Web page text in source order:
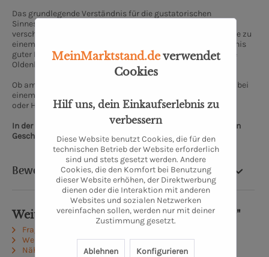
Das grundlegende Verständnis für die gustatorischen
Sinnesqualitäten, der Geschmack und der Charakter
verschiedener Zutaten sowie die kleinen Kniffs und Tricks, sie zu
einem runden Gericht zu komponieren – das ist das Geheimnis
guter Küche. Diesem Geheimnis gehen wir in der Kochschule
Oldenburg auf den Grund.
Ob am Herd, am Ofen oder Grill, in einer kleinen Gruppe oder bei
einem großen Event, ob blutiger Anfänger, halbgarer Rookie
oder Hobbykoch mit gesalzenen Skills:
In der Kochschule Oldenburg kommt einfach jeder auf seinen
Geschmack.
Bewertung
Weiterführende Links zu "Haselnusslikör"
Fragen zum Artikel?
Weitere Artikel von Kochschule Erich Holzer
Näheres zum Produzenten
MeinMarktstand.deverwendet
Cookies
Hilf uns, dein Einkaufserlebnis zu
verbessern
Diese Website benutzt Cookies, die für den
technischen Betrieb der Website erforderlich
sind und stets gesetzt werden. Andere
Cookies, die den Komfort bei Benutzung
dieser Website erhöhen, der Direktwerbung
dienen oder die Interaktion mit anderen
Websites und sozialen Netzwerken
vereinfachen sollen, werden nur mit deiner
Zustimmung gesetzt.
Ablehnen Konfigurieren